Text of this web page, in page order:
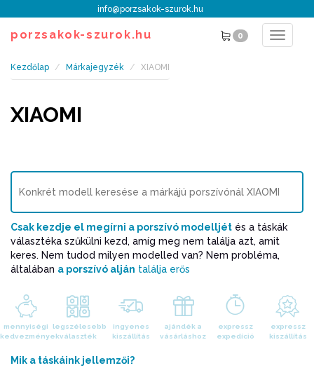
info@porzsakok-szurok.hu
porzsakok-szurok.hu 0
Toggle
Kezdőlap Márkajegyzék XIAOMI
XIAOMI
Csak kezdje el megírni a porszívó modelljét és a táskák
választéka szűkülni kezd, amíg meg nem találja azt, amit
keres. Nem tudod milyen modelled van? Nem probléma,
általában a porszívó alján találja erős
mennyiségi
kedvezmények
legszélesebb
választék
ingyenes
kiszállítás
ajándék a
vásárláshoz
expressz
expedíció
expressz
kiszállítás
Mik a táskáink jellemzői?